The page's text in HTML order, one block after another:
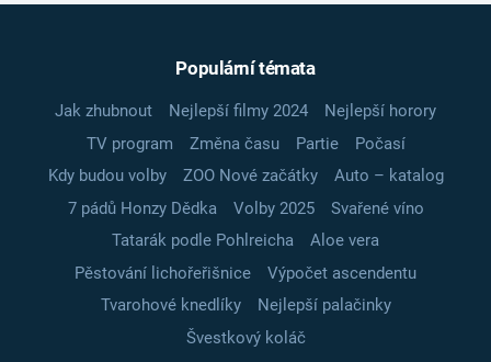
Populární témata
Jak zhubnout Nejlepší filmy 2024
Nejlepší horory
TV program
Změna času Partie
Počasí
Kdy budou volby
ZOO Nové začátky
Auto – katalog
7 pádů Honzy Dědka
Volby 2025
Svařené víno
Tatarák podle Pohlreicha
Aloe vera
Pěstování lichořeřišnice
Výpočet ascendentu
Tvarohové knedlíky
Nejlepší palačinky
Švestkový koláč